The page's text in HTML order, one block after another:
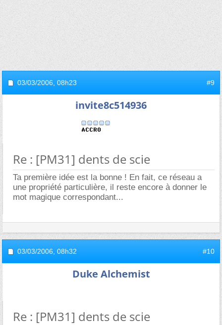
03/03/2006, 08h23 #9
invite8c514936
Re : [PM31] dents de scie
Ta première idée est la bonne ! En fait, ce réseau a
une propriété particulière, il reste encore à donner le
mot magique correspondant...
03/03/2006, 08h32 #10
Duke Alchemist
Re : [PM31] dents de scie